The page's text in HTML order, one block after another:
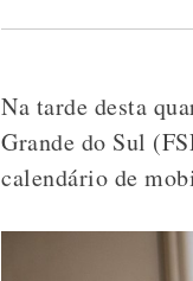
Na tarde desta
Grande do Sul
calendário de